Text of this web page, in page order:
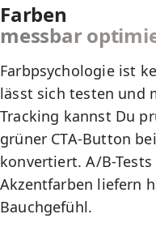
Farben
messbar
Farbpsychologie ist
lässt sich testen und
Tracking kannst Du
grüner CTA-Button
konvertiert. A/B-
Akzentfarben liefern
Bauchgefühl.